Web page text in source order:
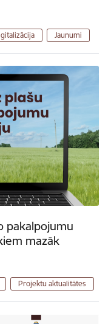
Jaunumi
pakalpojumu
mazāk
Projektu aktualitātes